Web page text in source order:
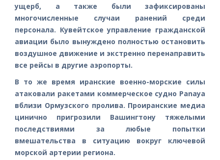
ущерб, а также были зафиксированы
многочисленные случаи ранений среди
персонала. Кувейтское управление гражданской
авиации было вынуждено полностью остановить
воздушное движение и экстренно перенаправить
все рейсы в другие аэропорты.
В то же время иранские военно-морские силы
атаковали ракетами коммерческое судно Panaya
вблизи Ормузского пролива. Проиранские медиа
цинично пригрозили Вашингтону тяжелыми
последствиями за любые попытки
вмешательства в ситуацию вокруг ключевой
морской артерии региона.